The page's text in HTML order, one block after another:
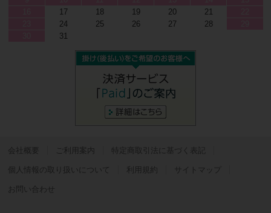
17 18 19 20 21
24 25 26 27 28
31
会社概要 ご利用案内 特定商取引法に基づく表記
個人情報の取り扱いについて 利用規約 サイトマップ
お問い合わせ